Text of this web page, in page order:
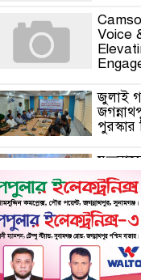
Voice
জুলাই
কয়ছর
থাকবে না
Come